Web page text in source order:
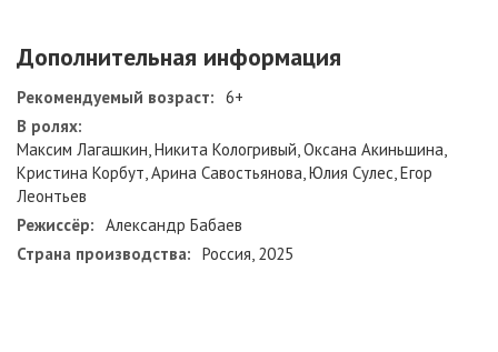
Дополнительная информация
Рекомендуемый возраст: 6+
В ролях:
Максим Лагашкин, Никита Кологривый, Оксана Акиньшина,
Кристина Корбут, Арина Савостьянова, Юлия Сулес, Егор
Леонтьев
Режиссёр: Александр Бабаев
Страна производства: Россия, 2025